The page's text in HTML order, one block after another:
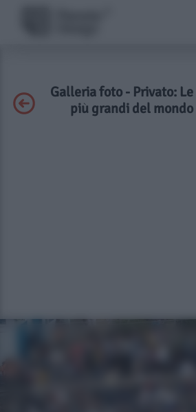
Galleria foto - Privato:
più grandi del mondo